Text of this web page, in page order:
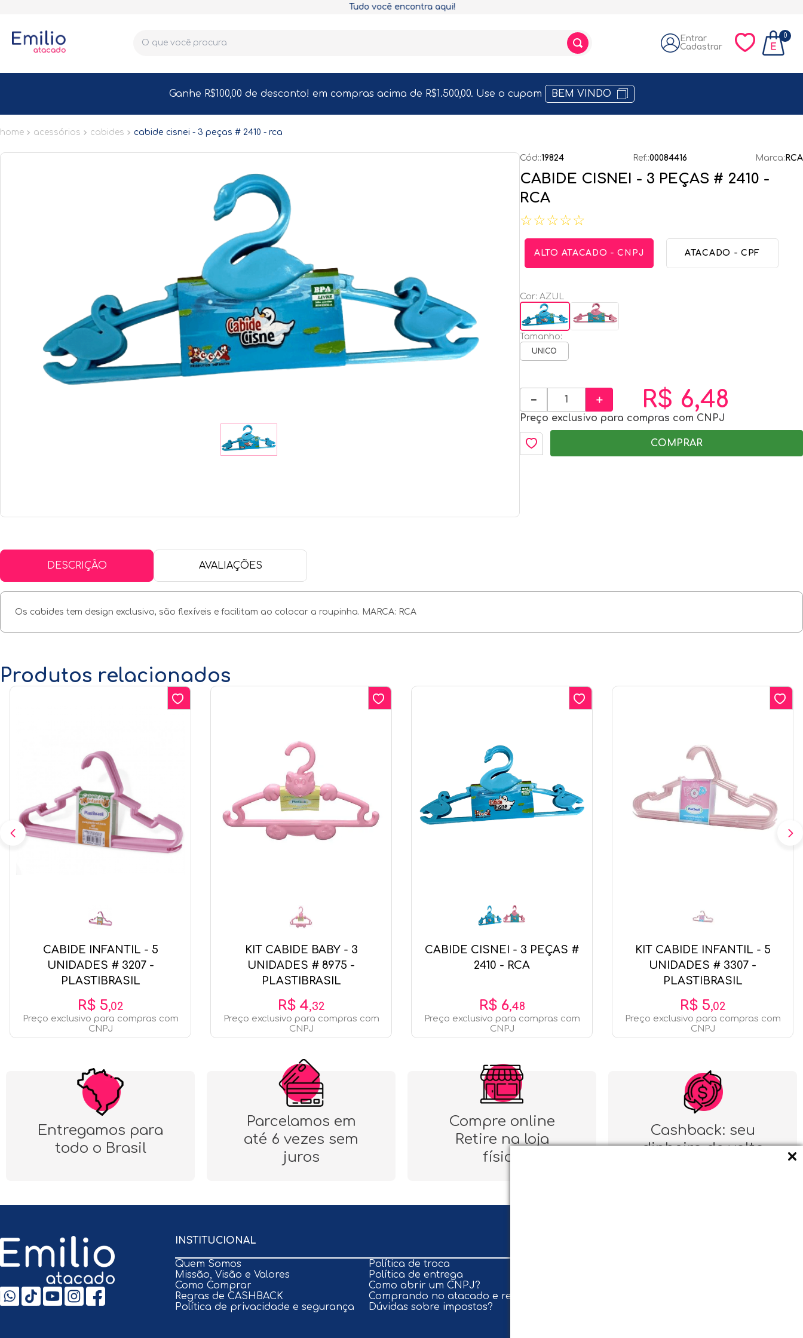
Tudo você encontra aqui!
0
Ganhe R$100,00 de desconto! em compras acima de R$1.500,00. Use o cupom BEM VINDO
acessórios cabides cabide cisnei - 3 peças # 2410 - rca
Cód::19824 Ref::00084416 RCA
CABIDE CISNEI - 3 PEÇAS # 2410 -
RCA
☆☆☆☆☆
ALTO ATACADO - CNPJ ATACADO - CPF
Cor: AZUL
Tamanho:
UNICO
＋
－ R$ 6,48
Preço exclusivo para compras com CNPJ
COMPRAR
DESCRIÇÃO AVALIAÇÕES
Os cabides tem design exclusivo, são flexíveis e facilitam ao colocar a roupinha. MARCA: RCA
Produtos relacionados
CABIDE INFANTIL - 5
UNIDADES # 3207 -
PLASTIBRASIL
R$ 5,02
Preço exclusivo para compras com
CNPJ
KIT CABIDE BABY - 3
UNIDADES # 8975 -
PLASTIBRASIL
R$ 4,32
Preço exclusivo para compras com
CNPJ
CABIDE CISNEI - 3 PEÇAS #
2410 - RCA
R$ 6,48
Preço exclusivo para compras com
CNPJ
KIT CABIDE INFANTIL - 5
UNIDADES # 3307 -
PLASTIBRASIL
R$ 5,02
Preço exclusivo para compras com
CNPJ
Entregamos para
todo o Brasil
Parcelamos em
até 6 vezes sem
juros
Compre online
Retire na loja
física
Cashback: seu
dinheiro de volta
INSTITUCIONAL
Quem Somos
Missão, Visão e Valores
Como Comprar
Regras de CASHBACK
Política de privacidade e segurança
Política de troca
Política de entrega
Como abrir um CNPJ?
Comprando no atacado e revender?
Dúvidas sobre impostos?